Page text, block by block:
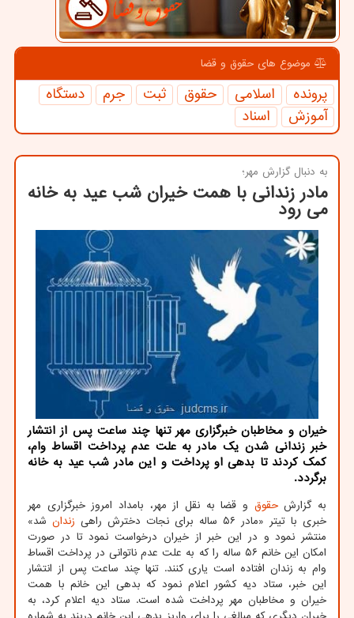
موضوع های حقوق و قضا
پرونده اسلامی حقوق ثبت جرم
دستگاه
آموزش
اسناد
به دنبال گزارش مهر؛
مادر زندانی با همت خیران شب عید به خانه
می رود
خیران و مخاطبان خبرگزاری مهر تنها چند ساعت پس از انتشار
خبر زندانی شدن یک مادر به علت عدم پرداخت اقساط وام،
کمک کردند تا بدهی او پرداخت و این مادر شب عید به خانه
برگردد.
به گزارشحقوق و قضا به نقل از مهر، بامداد امروز خبرگزاری مهر
خبری با تیتر «مادر ۵۶ ساله برای نجات دخترش راهی
زندان شد»
منتشر نمود و در این خبر از خیران درخواست نمود تا در صورت
امکان این خانم ۵۶ ساله را که به علت عدم ناتوانی در پرداخت اقساط
وام به زندان افتاده است یاری کنند. تنها چند ساعت پس از انتشار
این خبر، ستاد دیه کشور اعلام نمود که بدهی این خانم با همت
خیران و مخاطبان مهر پرداخت شده است. ستاد دیه اعلام کرد، به